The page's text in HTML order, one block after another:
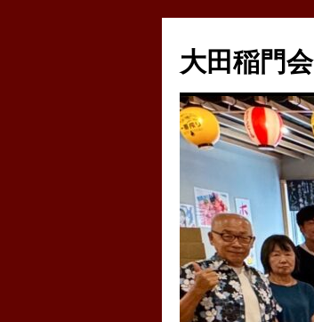
テ
ン
へ
ス
キ
大田稲門会